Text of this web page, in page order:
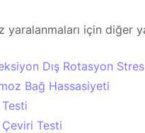
yaralanmaları için diğer
Dış Rotasyon
Bağ Hassasiyeti
Testi